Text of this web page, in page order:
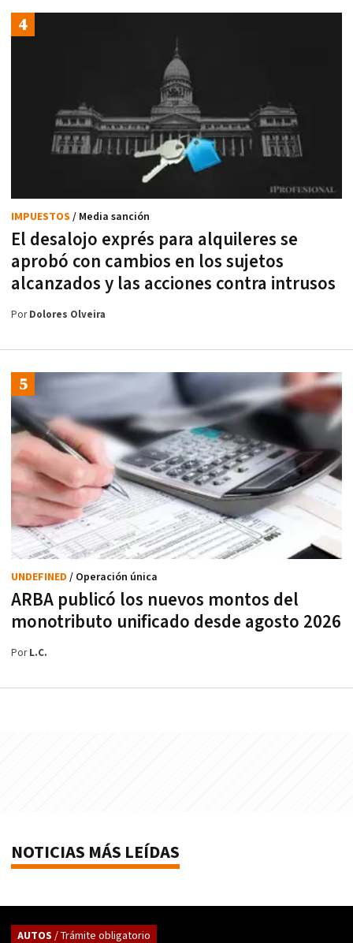
El desalojo exprés para alquileres se
aprobó con cambios en los sujetos
alcanzados y las acciones contra intrusos
IMPUESTOS / Media sanción
PorDolores Olveira
ARBA publicó los nuevos montos del
monotributo unificado desde agosto 2026
UNDEFINED / Operación única
PorL.C.
NOTICIAS MÁS LEÍDAS
AUTOS / Trámite obligatorio